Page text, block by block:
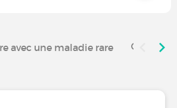
avec une maladie rare